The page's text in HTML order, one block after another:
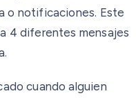
o notificaciones. Este
4 diferentes mensajes
cuando alguien